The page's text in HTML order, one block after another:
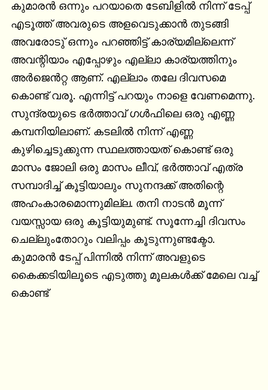
കുമാരൻ ഒന്നും പറയാതെ ടേബിളിൽ നിന്ന് ടേപ്പ്
എടൂത്ത് അവരുടെ അളവെടുക്കാൻ തുടങ്ങി
അവരോടു് ഒന്നും പറഞ്ഞിട്ട് കാര്യമില്ലെന്ന്
അവന്റിയാം എപ്പോഴും എല്ലാ കാര്യത്തിനും
അർജെൻറ്റ ആണ്. എല്ലാം തലേ ദിവസമെ
കൊണ്ട് വരൂ. എന്നിട്ട് പറയും നാളെ വേണമെന്നു.
സുന്ദ്രയുടെ ഭർത്താവ് ഗൾഫിലെ ഒരു എണ്ണ
കമ്പനിയിലാണ്. കടലിൽ നിന്ന് എണ്ണ
കുഴിച്ചെടുക്കുന്ന സ്ഥലത്തായത് കൊണ്ട് ഒരു
മാസം ജോലി ഒരു മാസം ലീവ്, ഭർത്താവ് എത്ര
സമ്പാദിച്ച് കൂട്ടിയാലും സുനന്ദക്ക് അതിന്റെ
അഹംകാരമൊന്നുമില്ല. തനി നാടൻ മൂന്ന്
വയസ്സായ ഒരു കൂട്ടിയുമുണ്ട്. സൂന്നേച്ചി ദിവസം
ചെല്ലുംതോറും വലിപ്പം കൂടുന്നുണ്ടക്ടോ.
കുമാരൻ ടേപ്പ് പിന്നിൽ നിന്ന് അവളുടെ
കൈക്കടിയിലൂടെ എടുത്തു മൂലകൾക്ക് മേലെ വച്ച്
കൊണ്ട്